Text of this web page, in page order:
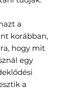
a
korábban,
hogy mit
egy
a